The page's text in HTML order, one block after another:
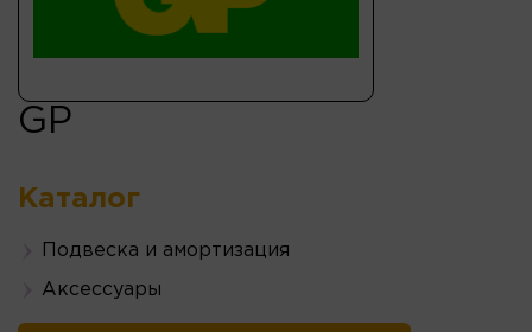
GP
Каталог
Подвеска и амортизация
Аксессуары